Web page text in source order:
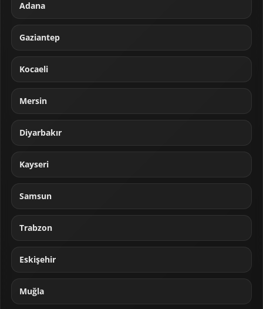
Adana
Gaziantep
Kocaeli
Mersin
Diyarbakır
Kayseri
Samsun
Trabzon
Eskişehir
Muğla